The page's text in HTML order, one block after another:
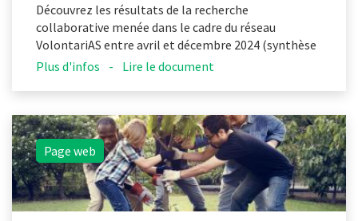
Découvrez les résultats de la recherche
collaborative menée dans le cadre du réseau
VolontariAS entre avril et décembre 2024 (synthèse
en français).
Plus d'infos - Lire le document
Page web